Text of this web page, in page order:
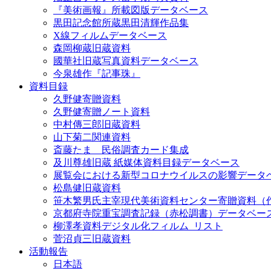
『美術画報』所載図版データベース
黒田記念館所蔵黒田清輝作品集
X線フィルムデータベース
森岡柳蔵旧蔵資料
國華社旧蔵写真資料データベース
今泉雄作『記事珠』
資料目録
久野健寄贈資料
久野健寄贈ノート資料
中村傳三郎旧蔵資料
山下菊二関連資料
斎藤たま 民俗調査カード集成
及川尊雄旧蔵 紙媒体資料目録データベース
展覧会における新型コロナウイルスの影響データ
松島健旧蔵資料
笹木繁男氏主宰現代美術資料センター寄贈資料（
京都府寺院重宝調査記録（赤松調書）データベー
柳澤孝資料デジタル化フィルム_リスト
菅沼貞三旧蔵資料
活動報告
日本語